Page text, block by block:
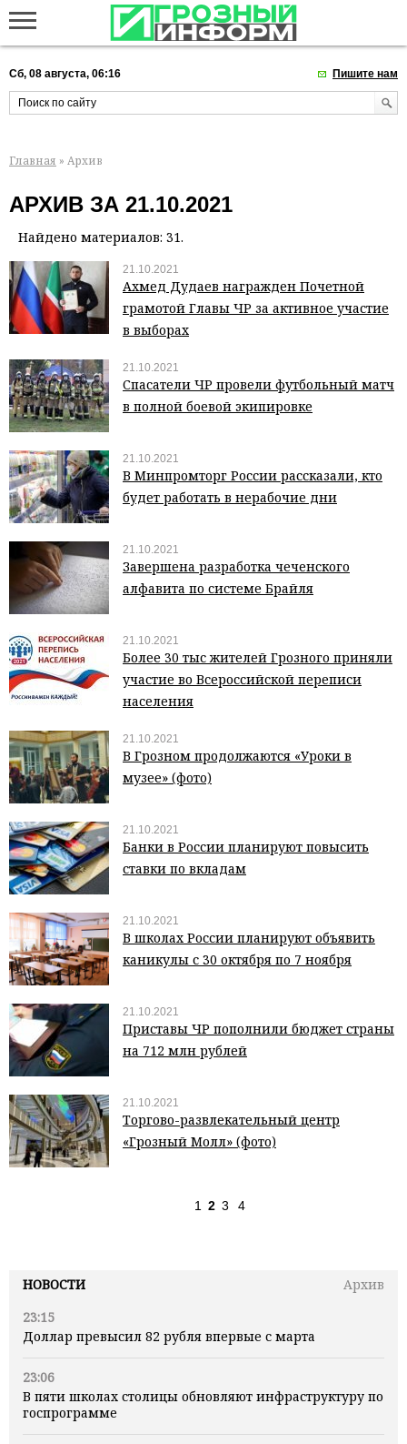
Сб, 08 августа, 06:16 Пишите нам
НОВОСТИ
Архив
23:15
Доллар превысил 82 рубля впервые с марта
23:06
В пяти школах столицы обновляют инфраструктуру по
госпрограмме
Главная » Архив
АРХИВ ЗА 21.10.2021
Найдено материалов: 31.
21.10.2021
Ахмед Дудаев награжден Почетной
грамотой Главы ЧР за активное участие
в выборах
21.10.2021
Спасатели ЧР провели футбольный матч
в полной боевой экипировке
21.10.2021
В Минпромторг России рассказали, кто
будет работать в нерабочие дни
21.10.2021
Завершена разработка чеченского
алфавита по системе Брайля
21.10.2021
Более 30 тыс жителей Грозного приняли
участие во Всероссийской переписи
населения
21.10.2021
В Грозном продолжаются «Уроки в
музее» (фото)
21.10.2021
Банки в России планируют повысить
ставки по вкладам
21.10.2021
В школах России планируют объявить
каникулы с 30 октября по 7 ноября
21.10.2021
Приставы ЧР пополнили бюджет страны
на 712 млн рублей
21.10.2021
Торгово-развлекательный центр
«Грозный Молл» (фото)
1 2 3 4